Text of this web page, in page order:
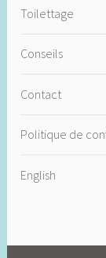
Toilettage
Conseils
Contact
Politique de
English